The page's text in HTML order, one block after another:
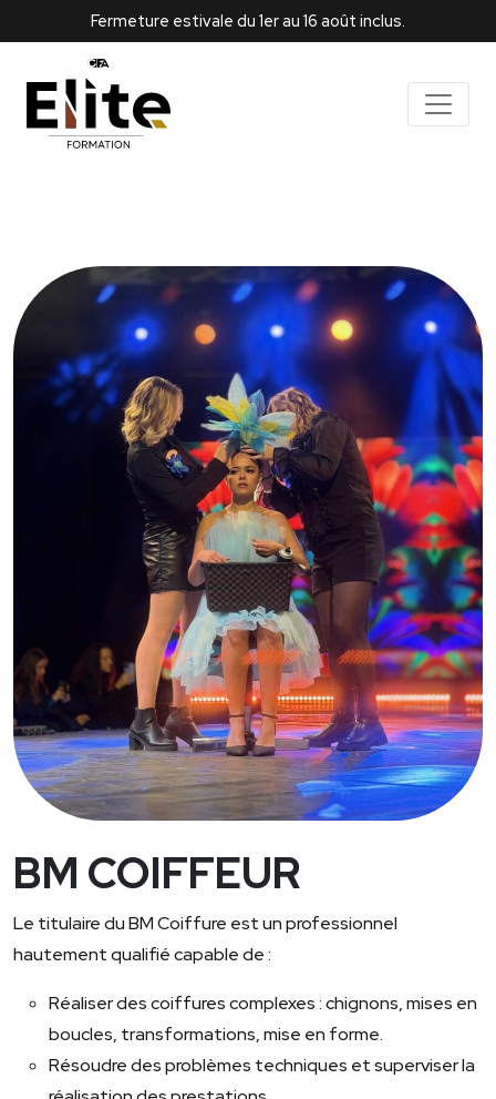
Fermeture estivale du 1er au 16 août inclus.
BM COIFFEUR
Le titulaire du BM Coiffure est un professionnel
hautement qualifié capable de :
Réaliser des coiffures complexes : chignons, mises en
boucles, transformations, mise en forme.
Résoudre des problèmes techniques et superviser la